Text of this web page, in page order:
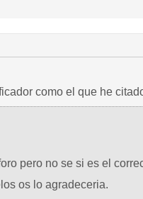
como el que he
pero no se si es el
os lo agradeceria.